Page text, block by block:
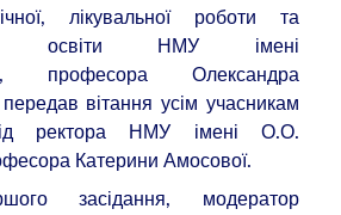
лікувальної роботи та
освіти НМУ імені
професора Олександра
вітання усім учасникам
ректора НМУ імені О.О.
Катерини Амосової.
засідання, модератор